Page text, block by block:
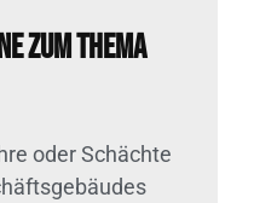
zum Thema
oder Schächte